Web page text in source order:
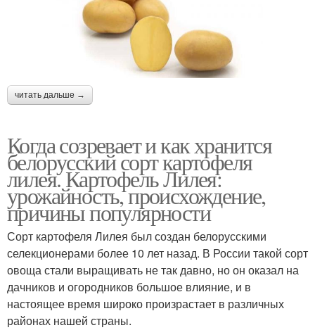
читать дальше →
Когда созревает и как хранится
белорусский сорт картофеля
лилея. Картофель Лилея:
урожайность, происхождение,
причины популярности
Сорт картофеля Лилея был создан белорусскими
селекционерами более 10 лет назад. В России такой сорт
овоща стали выращивать не так давно, но он оказал на
дачников и огородников большое влияние, и в
настоящее время широко произрастает в различных
районах нашей страны.